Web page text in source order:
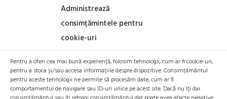
Administrează
consimțămintele pentru
cookie-uri
Pentru a oferi cea mai bună experiență, folosim tehnologii, cum ar fi cookie-uri,
pentru a stoca și/sau accesa informațiile despre dispozitive. Consimțământul
pentru aceste tehnologii ne permite să procesăm date, cum ar fi
comportamentul de navigare sau ID-uri unice pe acest site. Dacă nu îți dai
(20)
TRANZACTIONEAZA